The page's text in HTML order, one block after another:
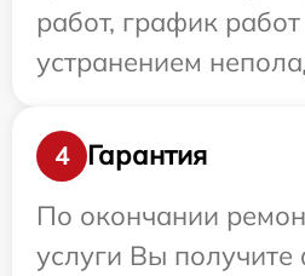
работ, график
устранением
4
Гарантия
По окончании
услуги Вы